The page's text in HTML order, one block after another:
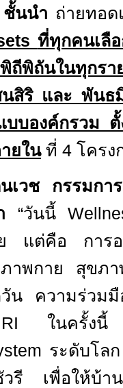
ชั้นนำ ถ่ายทอ
ที่ทุกคนเลื
ถีพิถันในทุกรา
นสิริ และ พันธ
บบองค์กรวม
ยในที่ 4 โครง
เวช กรรมกา
“วันนี้
ย แต่คือ การ
าพกาย สุขภ
วัน ความร่วม
ในครั้งนี้
ระดับโล
วรี เพื่อให้บ้า